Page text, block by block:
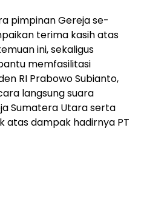
pimpinan Gereja se-
terima kasih atas
ini, sekaligus
memfasilitasi
RI Prabowo Subianto,
langsung suara
Sumatera Utara serta
atas dampak hadirnya PT